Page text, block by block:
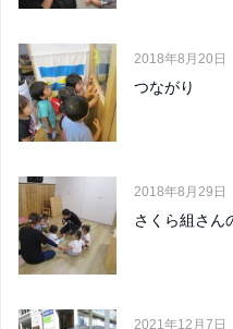
2018年8月20日
つながり
2018年8月29日
さくら組さ
2021年12月7日